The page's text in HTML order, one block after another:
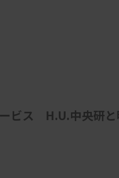
ビス H.U.中央研